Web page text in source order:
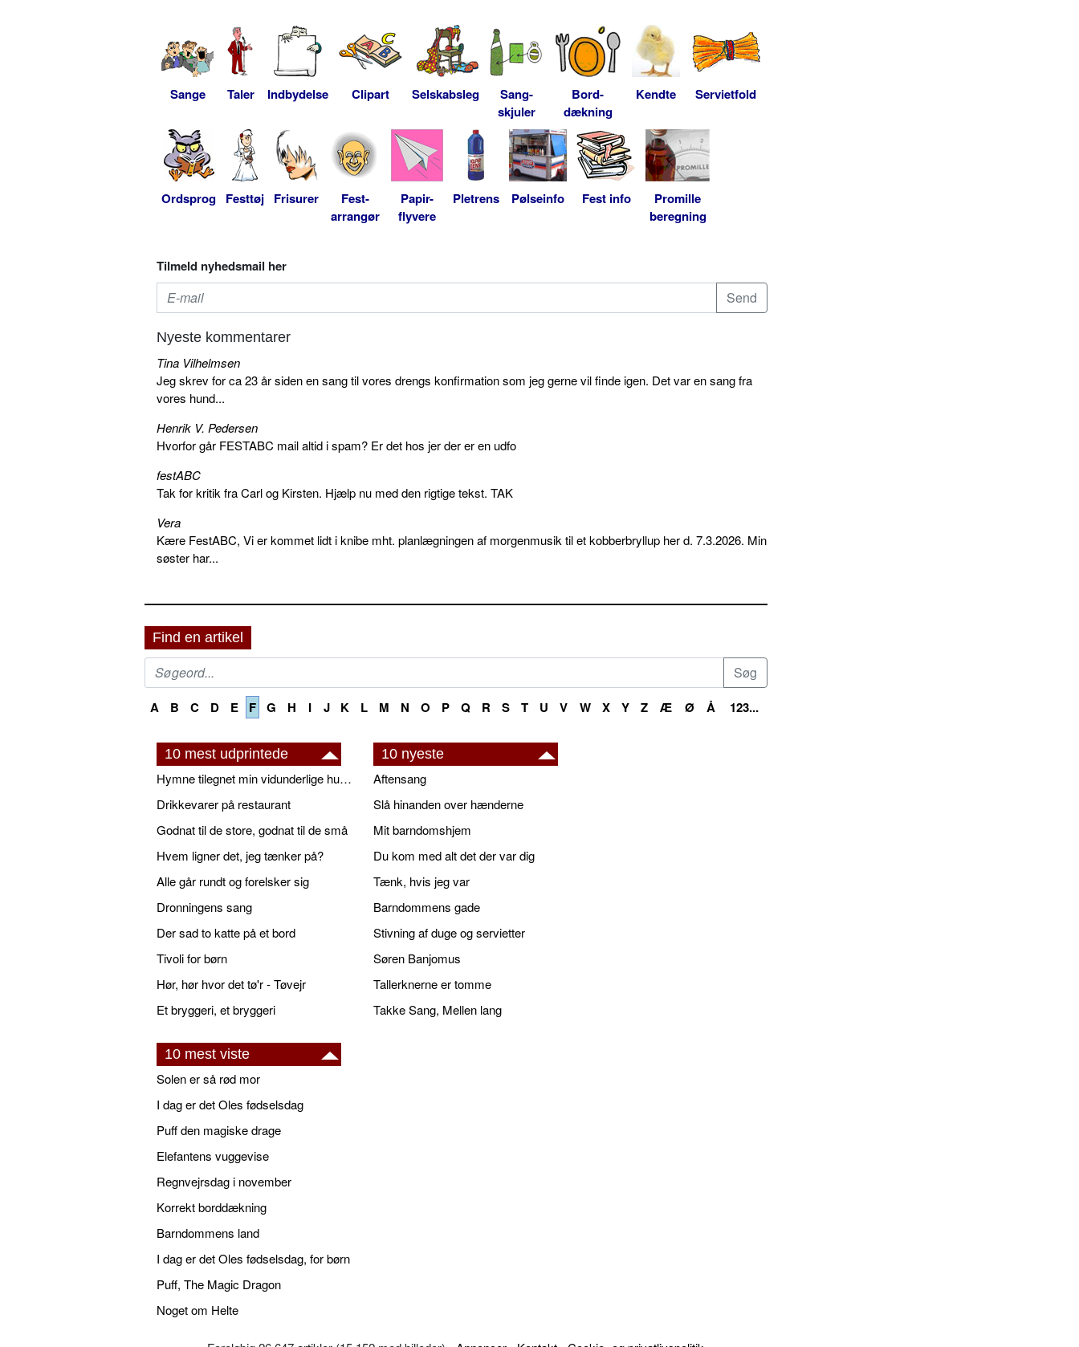
Sange Taler Indbydelse Clipart Selskabsleg
Sang-
skjuler
Bord-
dækning
Kendte Servietfold
Ordsprog Festtøj Frisurer
Fest-
arrangør
Papir-
flyvere
Pletrens Pølseinfo Fest info
Promille
beregning
Tilmeld nyhedsmail her
Nyeste kommentarer
Tina Vilhelmsen
Jeg skrev for ca 23 år siden en sang til vores drengs konfirmation som jeg gerne vil finde igen. Det var en sang fra
vores hund...
Henrik V. Pedersen
Hvorfor går FESTABC mail altid i spam? Er det hos jer der er en udfo
festABC
Tak for kritik fra Carl og Kirsten. Hjælp nu med den rigtige tekst. TAK
Vera
Kære FestABC, Vi er kommet lidt i knibe mht. planlægningen af morgenmusik til et kobberbryllup her d. 7.3.2026. Min
søster har...
Find en artikel
A B C D E F G H I J K L M N O P Q R S T U V W X Y Z Æ Ø Å 123...
10 mest udprintede
Hymne tilegnet min vidunderlige husbond
Drikkevarer på restaurant
Godnat til de store, godnat til de små
Hvem ligner det, jeg tænker på?
Alle går rundt og forelsker sig
Dronningens sang
Der sad to katte på et bord
Tivoli for børn
Hør, hør hvor det tø'r - Tøvejr
Et bryggeri, et bryggeri
10 nyeste
Aftensang
Slå hinanden over hænderne
Mit barndomshjem
Du kom med alt det der var dig
Tænk, hvis jeg var
Barndommens gade
Stivning af duge og servietter
Søren Banjomus
Tallerknerne er tomme
Takke Sang, Mellen lang
10 mest viste
Solen er så rød mor
I dag er det Oles fødselsdag
Puff den magiske drage
Elefantens vuggevise
Regnvejrsdag i november
Korrekt borddækning
Barndommens land
I dag er det Oles fødselsdag, for børn
Puff, The Magic Dragon
Noget om Helte